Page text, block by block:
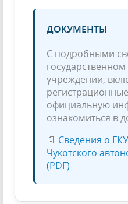
ДОКУМЕНТЫ
С подробными
учреждении,
официальную
ознакомиться в
📄 Сведения о
Чукотского
(PDF)